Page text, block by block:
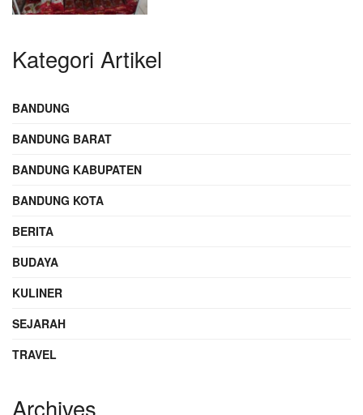
Kategori Artikel
BANDUNG
BANDUNG BARAT
BANDUNG KABUPATEN
BANDUNG KOTA
BERITA
BUDAYA
KULINER
SEJARAH
TRAVEL
Archives